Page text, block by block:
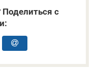
Поделиться с